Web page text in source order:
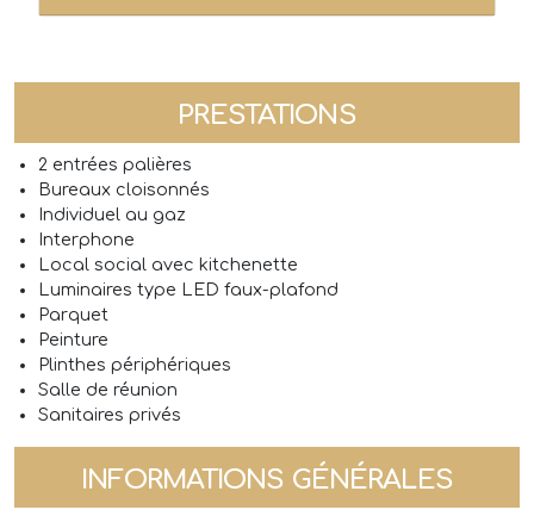
PRESTATIONS
2 entrées palières
Bureaux cloisonnés
Individuel au gaz
Interphone
Local social avec kitchenette
Luminaires type LED faux-plafond
Parquet
Peinture
Plinthes périphériques
Salle de réunion
Sanitaires privés
INFORMATIONS GÉNÉRALES